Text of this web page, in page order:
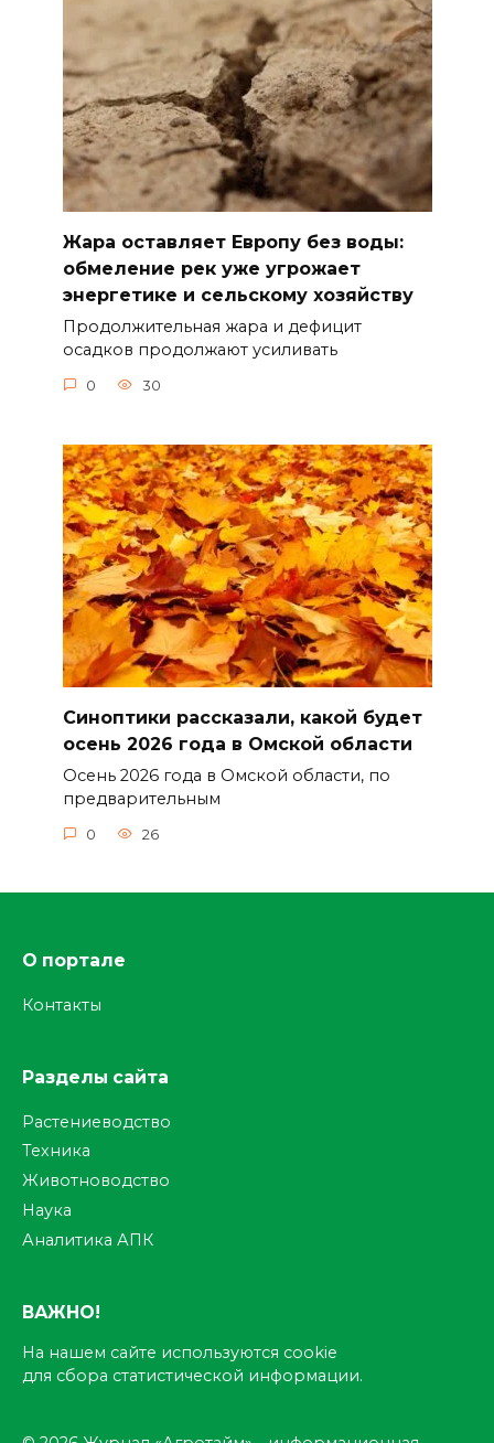
Жара оставляет Европу без воды:
обмеление рек уже угрожает
энергетике и сельскому хозяйству
Продолжительная жара и дефицит
осадков продолжают усиливать
0 30
Синоптики рассказали, какой будет
осень 2026 года в Омской области
Осень 2026 года в Омской области, по
предварительным
0 26
О портале
Контакты
Разделы сайта
Растениеводство
Техника
Животноводство
Наука
Аналитика АПК
ВАЖНО!
На нашем сайте используются cookie
для сбора статистической информации.